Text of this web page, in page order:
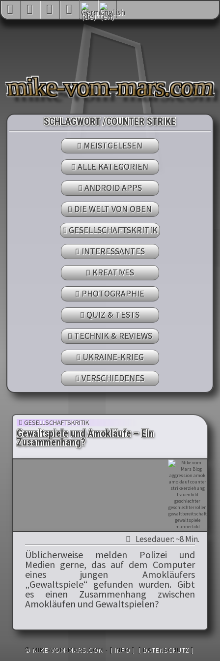
mike-vom-mars.com
SCHLAGWORT /COUNTER STRIKE
MEISTGELESEN
ALLE KATEGORIEN
ANDROID APPS
DIE WELT VON OBEN
GESELLSCHAFTSKRITIK
INTERESSANTES
KREATIVES
PHOTOGRAPHIE
QUIZ & TESTS
TECHNIK & REVIEWS
UKRAINE-KRIEG
VERSCHIEDENES
GESELLSCHAFTSKRITIK
Gewaltspiele und Amokläufe – Ein
Zusammenhang?
Lesedauer: ~8 Min.
Üblicherweise melden Polizei und
Medien gerne, das auf dem Computer
eines jungen Amokläufers
„Gewaltspiele“ gefunden wurden. Gibt
es einen Zusammenhang zwischen
Amokläufen und Gewaltspielen?
© MIKE-VOM-MARS.COM - [ INFO ] [ DATENSCHUTZ ]